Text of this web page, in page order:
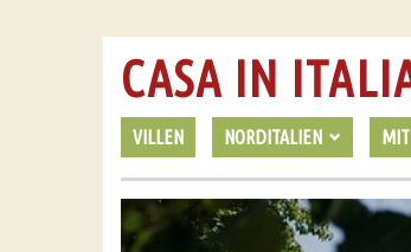
VILLEN NORDITALIEN
CASA IN